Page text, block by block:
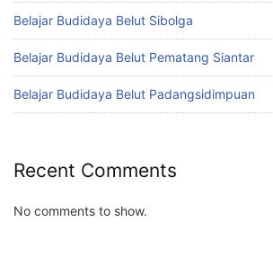
Belajar Budidaya Belut Sibolga
Belajar Budidaya Belut Pematang Siantar
Belajar Budidaya Belut Padangsidimpuan
Recent Comments
No comments to show.